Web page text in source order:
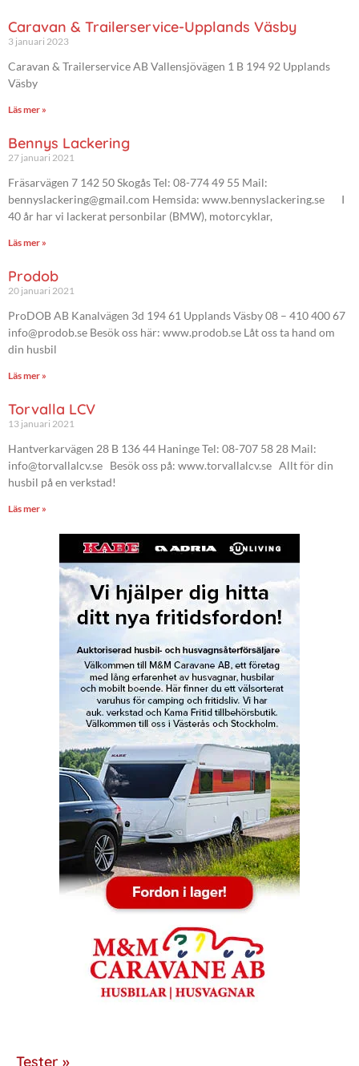
Caravan & Trailerservice-Upplands Väsby
3 januari 2023
Caravan & Trailerservice AB Vallensjövägen 1 B 194 92 Upplands
Väsby
Läs mer »
Bennys Lackering
27 januari 2021
Fräsarvägen 7 142 50 Skogås Tel: 08-774 49 55 Mail:
bennyslackering@gmail.com Hemsida: www.bennyslackering.se I
40 år har vi lackerat personbilar (BMW), motorcyklar,
Läs mer »
Prodob
20 januari 2021
ProDOB AB Kanalvägen 3d 194 61 Upplands Väsby 08 – 410 400 67
info@prodob.se Besök oss här: www.prodob.se Låt oss ta hand om
din husbil
Läs mer »
Torvalla LCV
13 januari 2021
Hantverkarvägen 28 B 136 44 Haninge Tel: 08-707 58 28 Mail:
info@torvallalcv.se Besök oss på: www.torvallalcv.se Allt för din
husbil på en verkstad!
Läs mer »
Tester »